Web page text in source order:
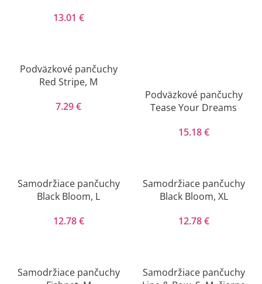
13.01 €
Podväzkové pančuchy
Red Stripe, M
7.29€
Podväzkové pančuchy
Tease Your Dreams
15.18€
Samodržiace pančuchy
Black Bloom, L
12.78€
Samodržiace pančuchy
Black Bloom, XL
12.78€
Samodržiace pančuchy
Samodržiace pančuchy